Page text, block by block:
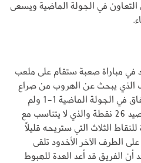
في الجولة الماضية ويسعى
في مباراة صعبة ستقام على ملعب
الذي يبحث عن الهروب من صراع
الهبوط، وتعادل الشباب مع الاتفاق في الجولة الماضية 1-1 ولم
يتحرك من مركزه الثالث عشر برصيد 26 نقطة والذي لا يتناسب مع
الثلاث التي ستريحه قليلاً
الطرف الآخر الأخدود تلقى
الفريق قد أعد العدة للهبوط